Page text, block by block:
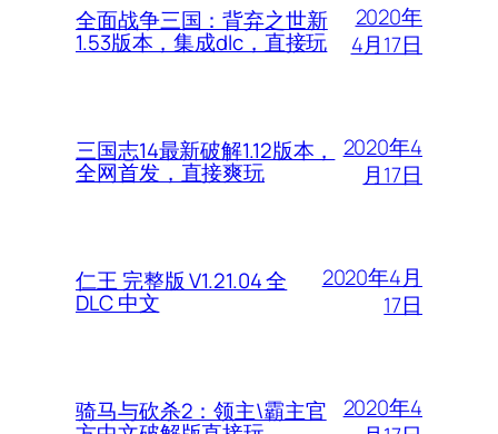
全面战争三国：背弃之世新
1.53版本，集成dlc，直接玩
2020年
4月17日
三国志14最新破解1.12版本，
全网首发，直接爽玩
2020年4
月17日
仁王 完整版 V1.21.04 全
DLC 中文
2020年4月
17日
骑马与砍杀2：领主\霸主官
2020年4